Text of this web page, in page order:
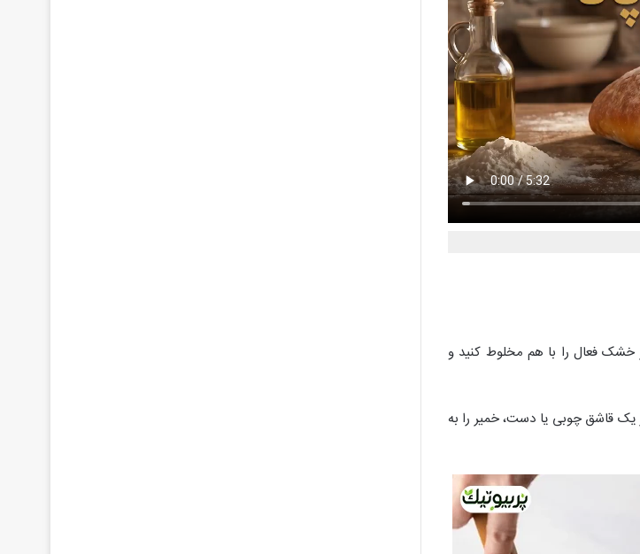
سانتی‌گراد) و مخمر خشک فعال را با هم مخلوط کنید و
یک قاشق چوبی یا دست، خمیر را به